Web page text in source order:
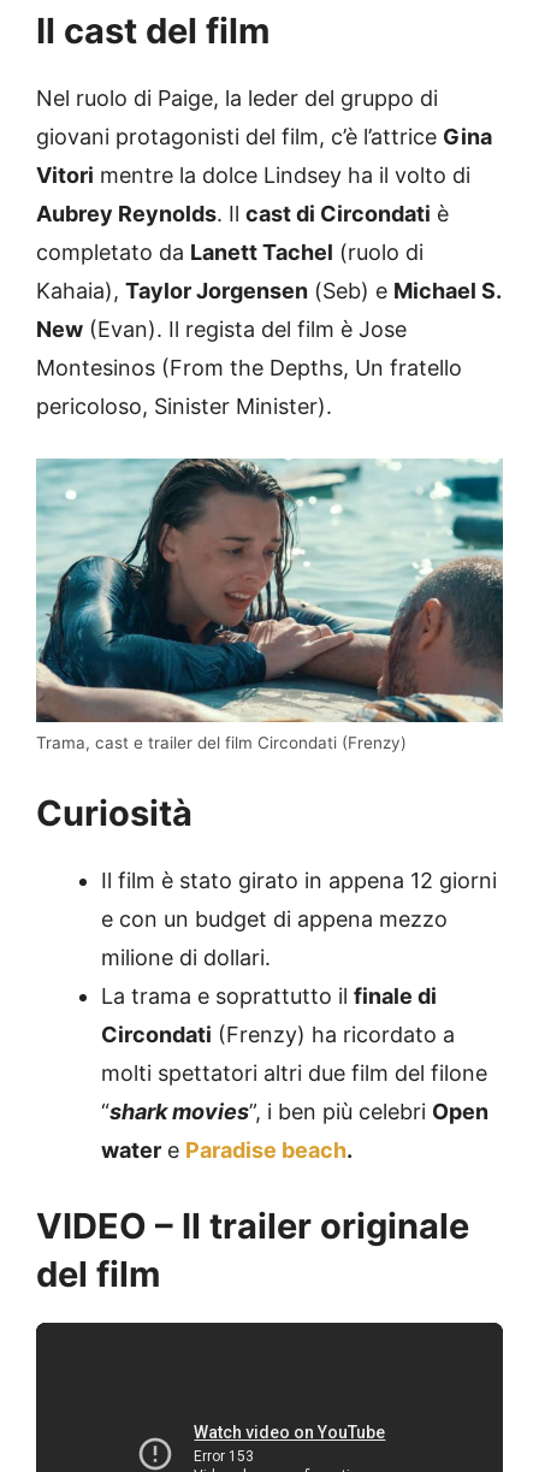
Il cast del film
Nel ruolo di Paige, la leder del gruppo di
giovani protagonisti del film, c’è l’attrice Gina
Vitori mentre la dolce Lindsey ha il volto di
Aubrey Reynolds. Il cast di Circondati è
completato da Lanett Tachel (ruolo di
Kahaia), Taylor Jorgensen (Seb) e Michael S.
New (Evan). Il regista del film è Jose
Montesinos (From the Depths, Un fratello
pericoloso, Sinister Minister).
Trama, cast e trailer del film Circondati (Frenzy)
Curiosità
Il film è stato girato in appena 12 giorni
e con un budget di appena mezzo
milione di dollari.
La trama e soprattutto il finale di
Circondati (Frenzy) ha ricordato a
molti spettatori altri due film del filone
“shark movies”, i ben più celebri Open
water e Paradise beach.
VIDEO – Il trailer originale
del film